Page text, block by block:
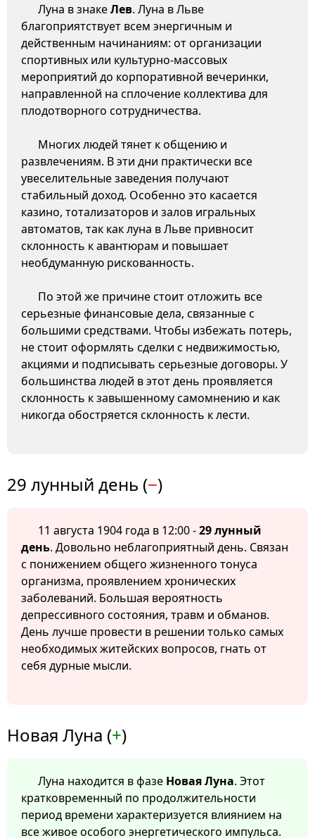
Луна в знакеЛев. Луна в Льве
благоприятствует всем энергичным и
действенным начинаниям: от организации
спортивных или культурно-массовых
мероприятий до корпоративной вечеринки,
направленной на сплочение коллектива для
плодотворного сотрудничества.
Многих людей тянет к общению и
развлечениям. В эти дни практически все
увеселительные заведения получают
стабильный доход. Особенно это касается
казино, тотализаторов и залов игральных
автоматов, так как луна в Льве привносит
склонность к авантюрам и повышает
необдуманную рискованность.
По этой же причине стоит отложить все
серьезные финансовые дела, связанные с
большими средствами. Чтобы избежать потерь,
не стоит оформлять сделки с недвижимостью,
акциями и подписывать серьезные договоры. У
большинства людей в этот день проявляется
склонность к завышенному самомнению и как
никогда обостряется склонность к лести.
29 лунный день (−)
11 августа 1904 года в 12:00 -29 лунный
день. Довольно неблагоприятный день. Связан
с понижением общего жизненного тонуса
организма, проявлением хронических
заболеваний. Большая вероятность
депрессивного состояния, травм и обманов.
День лучше провести в решении только самых
необходимых житейских вопросов, гнать от
себя дурные мысли.
Новая Луна (+)
Луна находится в фазе Новая Луна. Этот
кратковременный по продолжительности
период времени характеризуется влиянием на
все живое особого энергетического импульса.